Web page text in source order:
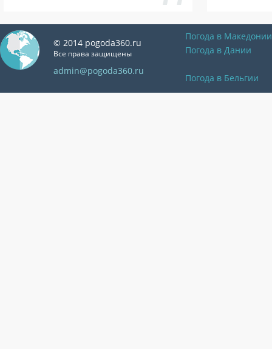
© 2014 pogoda360.ru
Все права защищены
admin@pogoda360.ru
Погода в Македонии
Погода в Дании
Погода в Бельгии